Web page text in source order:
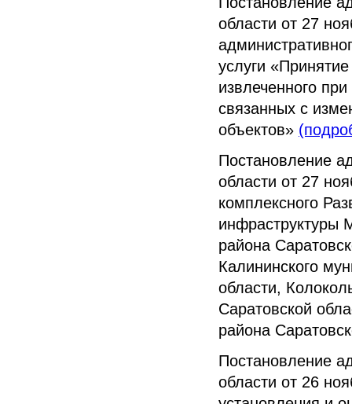
области от 27
услуги
извлеченного
связанных с
объектов»
Постановление
области от 27
комплексного
инфраструктуры
района
Калининского
области,
Саратовской
района
Постановление
области от 26